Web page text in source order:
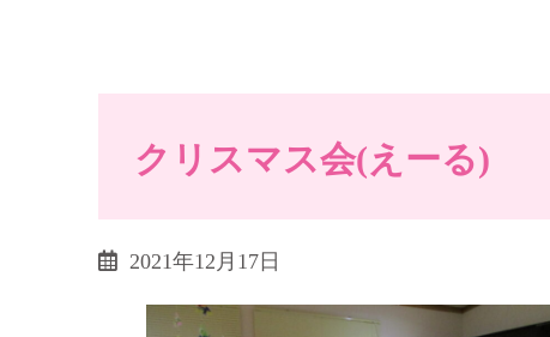
クリスマス会(えーる)
2021年12月17日